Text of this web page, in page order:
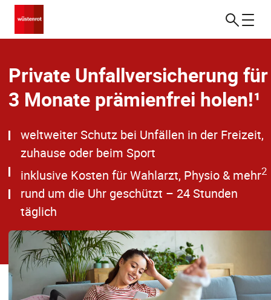
Private Unfallversicherung für
3 Monate prämienfrei holen!¹
weltweiter Schutz bei Unfällen in der Freizeit,
zuhause oder beim Sport
inklusive Kosten für Wahlarzt, Physio & mehr2
rund um die Uhr geschützt – 24 Stunden
täglich